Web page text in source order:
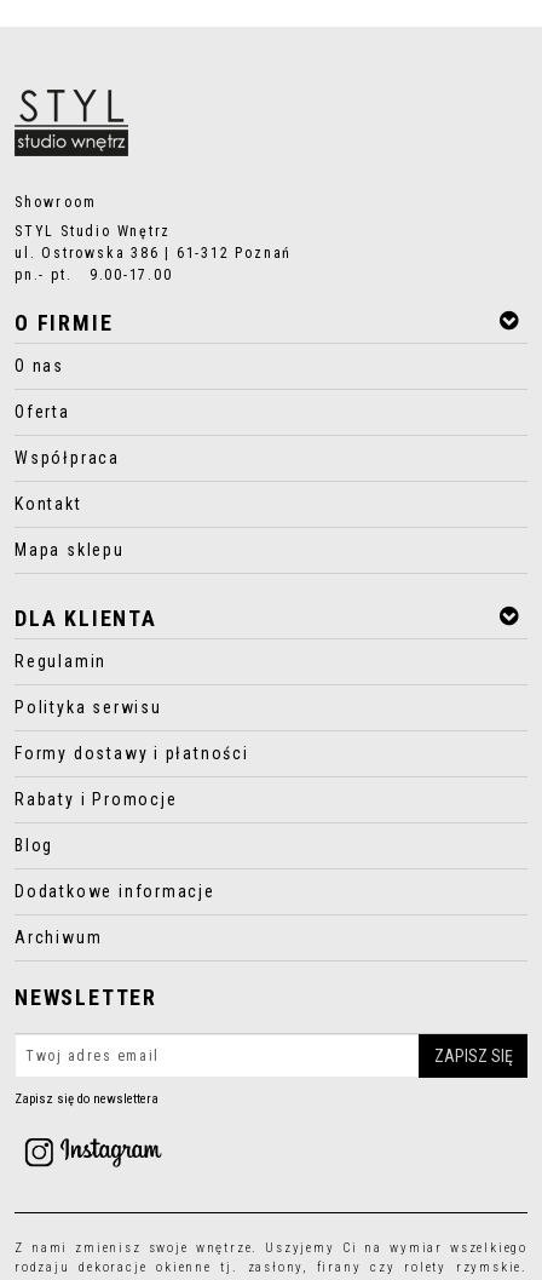
Showroom
STYL Studio Wnętrz
ul. Ostrowska 386 | 61-312 Poznań
pn.- pt. 9.00-17.00
O FIRMIE
O nas
Oferta
Współpraca
Kontakt
Mapa sklepu
DLA KLIENTA
Regulamin
Polityka serwisu
Formy dostawy i płatności
Rabaty i Promocje
Blog
Dodatkowe informacje
Archiwum
NEWSLETTER
Zapisz się do newslettera
Z nami zmienisz swoje wnętrze. Uszyjemy Ci na wymiar wszelkiego
rodzajudekoracje okienne tj. zasłony, firany czy rolety rzymskie.